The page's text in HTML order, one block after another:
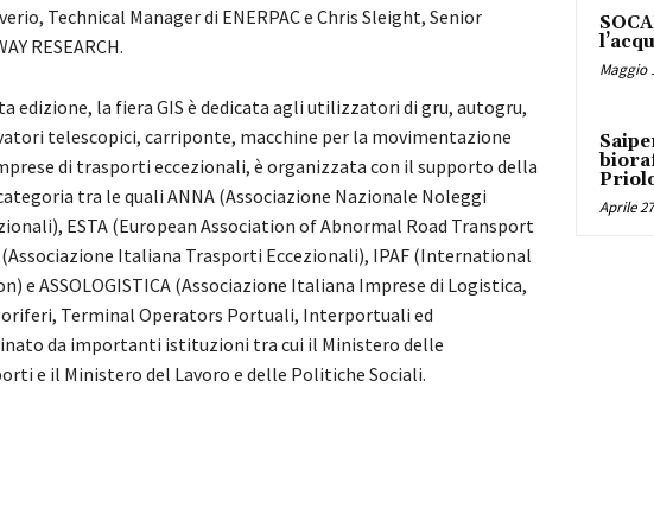
Technical Manager di ENERPAC e Chris Sleight, Senior
RESEARCH.
edizione, la fiera GIS è dedicata agli utilizzatori di gru, autogru,
telescopici, carriponte, macchine per la movimentazione
di trasporti eccezionali, è organizzata con il supporto della
tra le quali ANNA (Associazione Nazionale Noleggi
ESTA (European Association of Abnormal Road Transport
(Associazione Italiana Trasporti Eccezionali), IPAF (International
e ASSOLOGISTICA (Associazione Italiana Imprese di Logistica,
Terminal Operators Portuali, Interportuali ed
da importanti istituzioni tra cui il Ministero delle
e il Ministero del Lavoro e delle Politiche Sociali.
Maggio
Aprile